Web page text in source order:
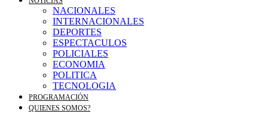
NACIONALES
INTERNACIONALES
DEPORTES
ESPECTACULOS
POLICIALES
ECONOMIA
POLITICA
TECNOLOGIA
PROGRAMACIÓN
QUIENES SOMOS?